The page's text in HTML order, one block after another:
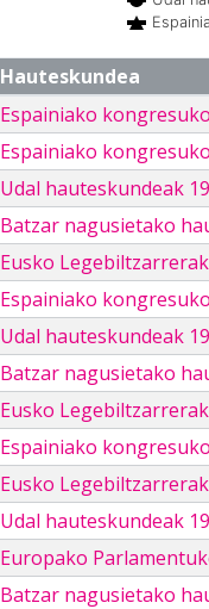
Hauteskundea
Espainiako
Espainiako
Udal hauteskundeak
Batzar nagusietako
Eusko
Espainiako
Udal hauteskundeak
Batzar nagusietako
Eusko
Espainiako
Eusko
Udal hauteskundeak
Europako
Batzar nagusietako